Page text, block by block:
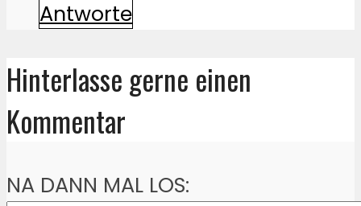
Antworte
Hinterlasse gerne einen
Kommentar
NA DANN MAL LOS: